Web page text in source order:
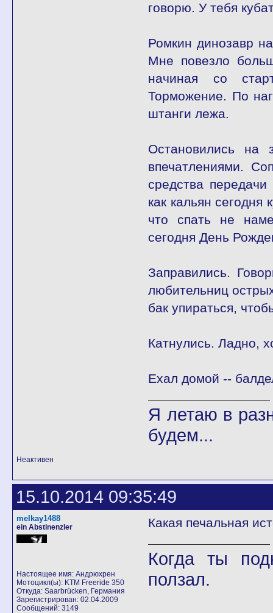
говорю. У тебя
Ромкин динозавр
Мне повезло
начиная со
Торможение. По
штанги лежа.
Остановились на
впечатлениями.
средства
как кальян
что спать не
сегодня День
Заправились.
любительниц
бак упираться,
Катнулись. Ладно,
Ехал домой --
Я летаю в
будем...
Неактивен
15.10.2014 09:35:49
melkay1488
ein Abstinenzler
Настоящее имя: Андрюхрен
Мотоцикл(ы): KTM Freeride 350
Откуда: Saarbrücken, Германия
Зарегистрирован: 02.04.2009
Сообщений: 3149
Какая печальная
Когда ты
ползал.